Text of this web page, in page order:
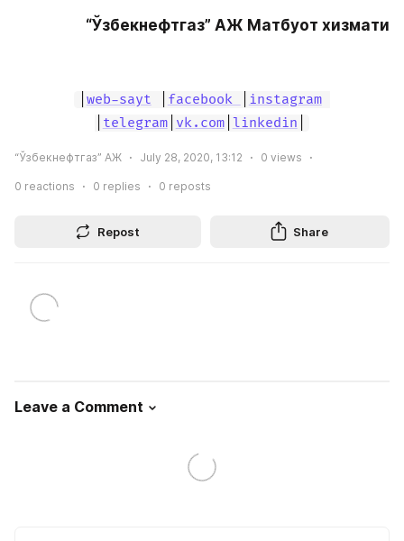
“Ўзбекнефтгаз” АЖ Матбуот хизмати
web-sayt facebook
instagram
telegram| vk.com| linkedin
“Ўзбекнефтгаз” АЖ July 28, 2020, 13:12 0 views
0 reactions 0 replies 0 reposts
Repost Share
Leave a Comment